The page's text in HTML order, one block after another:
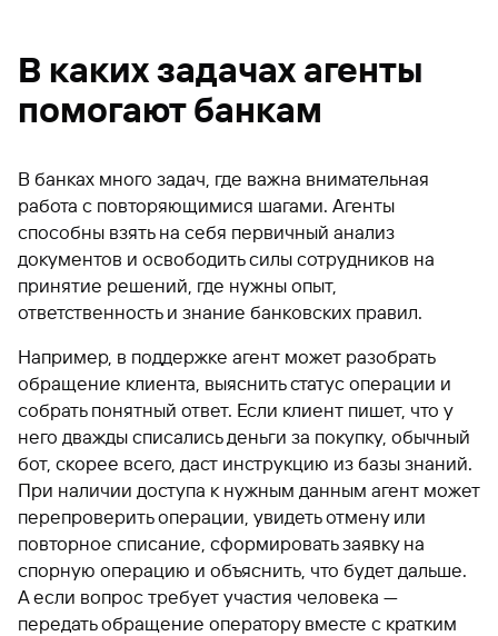
В каких задачах агенты
помогают банкам
В банках много задач, где важна внимательная
работа с повторяющимися шагами. Агенты
способны взять на себя первичный анализ
документов и освободить силы сотрудников на
принятие решений, где нужны опыт,
ответственность и знание банковских правил.
Например, в поддержке агент может разобрать
обращение клиента, выяснить статус операции и
собрать понятный ответ. Если клиент пишет, что у
него дважды списались деньги за покупку, обычный
бот, скорее всего, даст инструкцию из базы знаний.
При наличии доступа к нужным данным агент может
перепроверить операции, увидеть отмену или
повторное списание, сформировать заявку на
спорную операцию и объяснить, что будет дальше.
А если вопрос требует участия человека —
передать обращение оператору вместе с кратким